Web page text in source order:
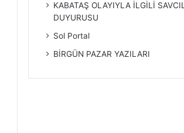
KABATAŞ OLAYIYLA İLGİLİ
DUYURUSU
Sol Portal
BİRGÜN PAZAR YAZILARI